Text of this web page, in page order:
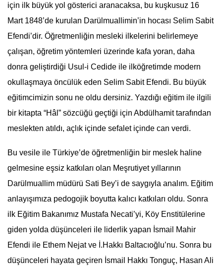
için ilk büyük yol gösterici aranacaksa, bu kuşkusuz 16
Mart 1848’de kurulan Darülmuallimin’in hocası Selim Sabit
Efendi’dir. Öğretmenliğin mesleki ilkelerini belirlemeye
çalışan, öğretim yöntemleri üzerinde kafa yoran, daha
donra geliştirdiği Usul-i Cedide ile ilköğretimde modern
okullaşmaya öncülük eden Selim Sabit Efendi. Bu büyük
eğitimcimizin sonu ne oldu dersiniz. Yazdığı eğitim ile ilgili
bir kitapta “Hâl” sözcüğü geçtiği için Abdülhamit tarafından
meslekten atıldı, açlık içinde sefalet içinde can verdi.
Bu vesile ile Türkiye’de öğretmenliğin bir meslek haline
gelmesine eşsiz katkıları olan Meşrutiyet yıllarının
Darülmuallim müdürü Sati Bey’i de saygıyla analım. Eğitim
anlayışımıza pedogojik boyutta kalıcı katkıları oldu. Sonra
ilk Eğitim Bakanımız Mustafa Necati’yi, Köy Enstitülerine
giden yolda düşünceleri ile liderlik yapan İsmail Mahir
Efendi ile Ethem Nejat ve İ.Hakkı Baltacıoğlu’nu. Sonra bu
düşünceleri hayata geçiren İsmail Hakkı Tonguç, Hasan Ali